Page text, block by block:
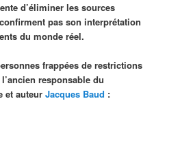
d’éliminer les sources
pas son interprétation
du monde réel.
frappées de restrictions
responsable du
et auteurJacques Baud :